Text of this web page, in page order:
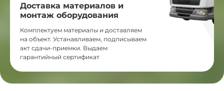
Доставка материалов и
монтаж оборудования
Комплектуем материалы и доставляем
на объект. Устанавливаем, подписываем
акт сдачи-приемки. Выдаем
гарантийный сертификат